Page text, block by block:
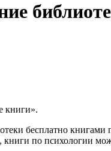
книги».
бесплатно
по психологии